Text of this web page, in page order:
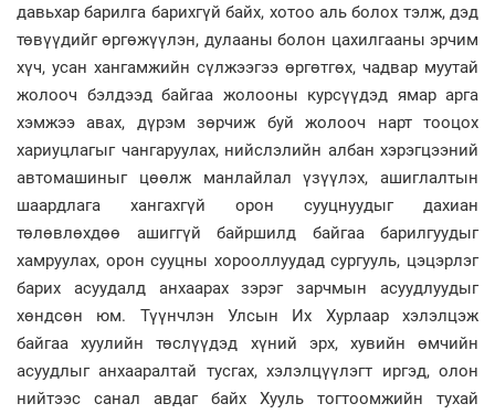
давьхар барилга барихгүй байх, хотоо аль болох тэлж, дэд
төвүүдийг өргөжүүлэн, дулааны болон цахилгааны эрчим
хүч, усан хангамжийн сүлжээгээ өргөтгөх, чадвар муутай
жолооч бэлдээд байгаа жолооны курсүүдэд ямар арга
хэмжээ авах, дүрэм зөрчиж буй жолооч нарт тооцох
хариуцлагыг чангаруулах, нийслэлийн албан хэрэгцээний
автомашиныг цөөлж манлайлал үзүүлэх, ашиглалтын
шаардлага хангахгүй орон сууцнуудыг дахиан
төлөвлөхдөө ашиггүй байршилд байгаа барилгуудыг
хамруулах, орон сууцны хорооллуудад сургууль, цэцэрлэг
барих асуудалд анхаарах зэрэг зарчмын асуудлуудыг
хөндсөн юм. Түүнчлэн Улсын Их Хурлаар хэлэлцэж
байгаа хуулийн төслүүдэд хүний эрх, хувийн өмчийн
асуудлыг анхааралтай тусгах, хэлэлцүүлэгт иргэд, олон
нийтээс санал авдаг байх Хууль тогтоомжийн тухай